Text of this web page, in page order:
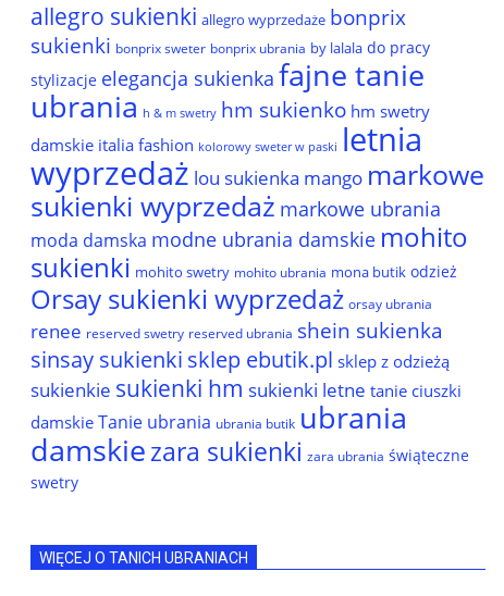
allegro sukienki allegro wyprzedaże bonprix
sukienki bonprix sweter bonprix ubrania by lalala do pracy
stylizacje elegancja sukienka fajne tanie
ubrania h & m swetry hm sukienko hm swetry
damskie italia fashion kolorowy sweter w paski letnia
wyprzedaż lou sukienka mango markowe
sukienki wyprzedaż markowe ubrania
moda damska modne ubrania damskie mohito
sukienki mohito swetry mohito ubrania mona butik odzież
Orsay sukienki wyprzedaż orsay ubrania
renee reserved swetry reserved ubrania shein sukienka
sinsay sukienki sklep ebutik.pl sklep z odzieżą
sukienkie sukienki hm sukienki letne tanie ciuszki
damskie Tanie ubrania ubrania butik ubrania
damskiezara sukienki zara ubrania świąteczne
swetry
WIĘCEJ O TANICH UBRANIACH